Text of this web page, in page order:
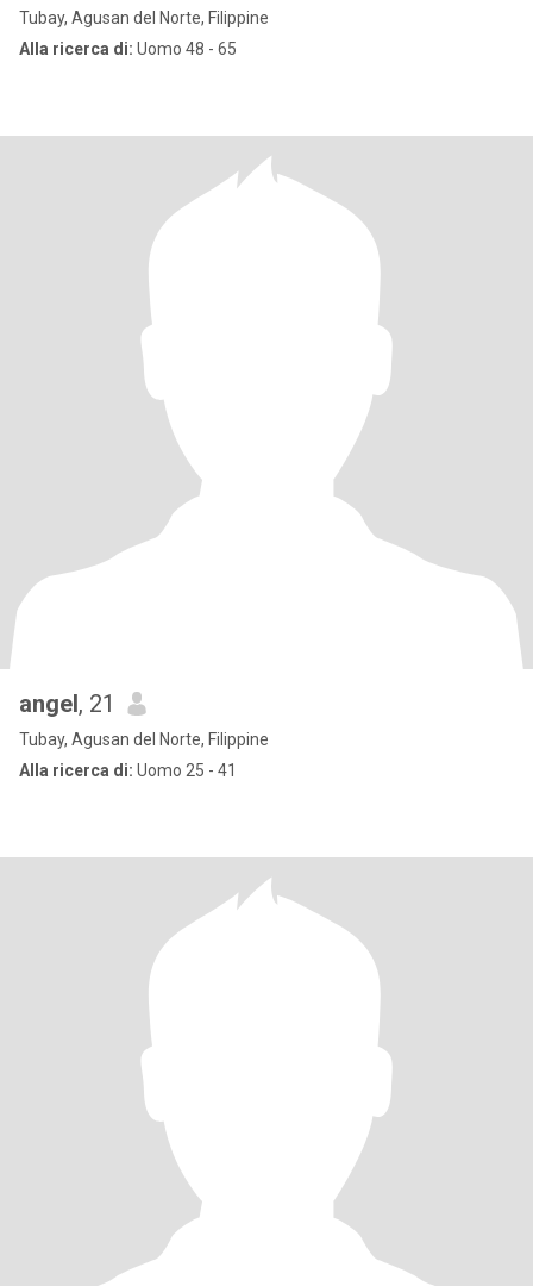
Tubay, Agusan del Norte, Filippine
Alla ricerca di: Uomo 48 - 65
angel, 21
Tubay, Agusan del Norte, Filippine
Alla ricerca di: Uomo 25 - 41